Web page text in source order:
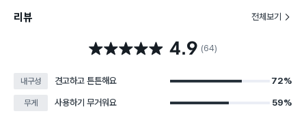
리뷰 전체보기
별점 4.9점 4.9 (64)
내구성 견고하고 튼튼해요 72%
무게 사용하기 무거워요 59%